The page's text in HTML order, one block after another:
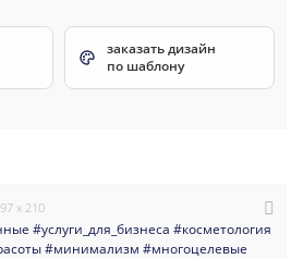
заказать дизайн
по шаблону
x 210
#услуги_для_бизнеса #косметология
#минимализм #многоцелевые